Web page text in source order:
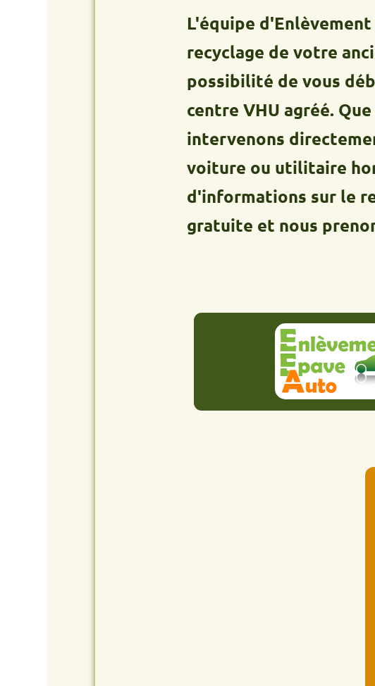
L'équipe d'Enlèvement
recyclage de votre ancien
possibilité de vous
centre VHU agréé. Que
intervenons directement à
voiture ou utilitaire hors
d'informations sur le
gratuite et nous prenons